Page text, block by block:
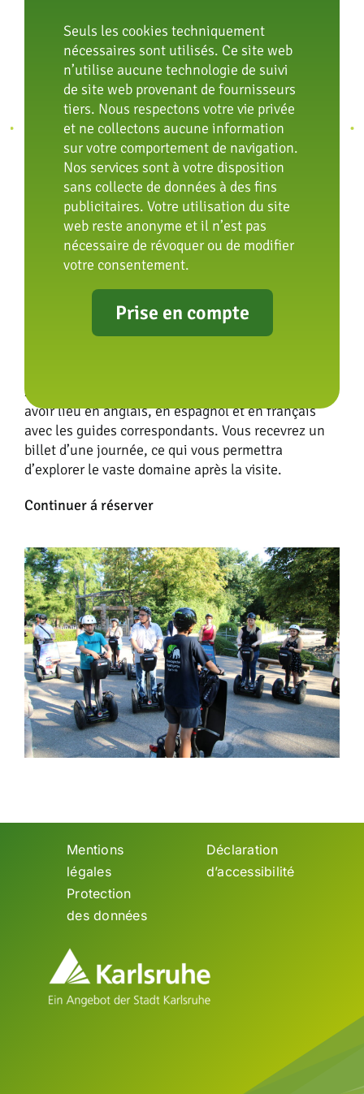
Tours de Segway
Une expérience toute particulière est à vivre de
partenaire CitySeg « Erlebnis e-Mobilität »
permettent de parcourir le site en exclusivité avant
l’ouverture du zoo.
zoo. Sur demande, les visites peuvent également
avoir lieu en anglais, en espagnol et en français
avec les guides correspondants. Vous recevrez un
billet d’une journée, ce qui vous permettra
d’explorer le vaste domaine après la visite.
Continuer á réserver
Mentions
légales
Protection
des données
Déclaration
d’accessibilité
Seuls les cookies techniquement
nécessaires sont utilisés. Ce site web
n’utilise aucune technologie de suivi
de site web provenant de fournisseurs
tiers. Nous respectons votre vie privée
et ne collectons aucune information
sur votre comportement de navigation.
Nos services sont à votre disposition
sans collecte de données à des fins
publicitaires. Votre utilisation du site
web reste anonyme et il n’est pas
nécessaire de révoquer ou de modifier
votre consentement.
Prise en compte